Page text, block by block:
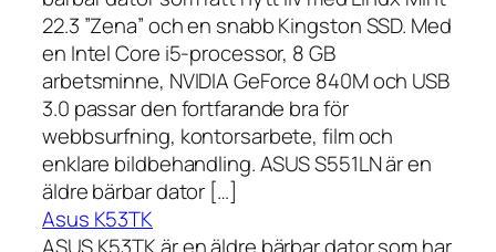
22.3 ”Zena” och en snabb Kingston SSD. Med
en Intel Core i5-processor, 8 GB
arbetsminne, NVIDIA GeForce 840M och USB
3.0 passar den fortfarande bra för
webbsurfning, kontorsarbete, film och
enklare bildbehandling. ASUS S551LN är en
äldre bärbar dator […]
Asus K53TK
ASUS K53TK är en äldre bärbar dator som har